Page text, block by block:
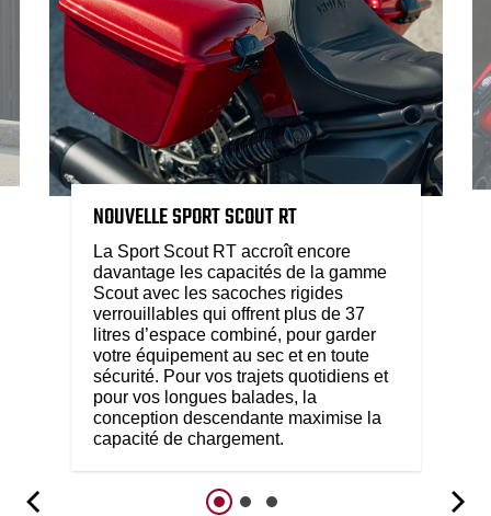
NOUVELLE SPORT SCOUT RT
La Sport Scout RT accroît encore
davantage les capacités de la gamme
Scout avec les sacoches rigides
verrouillables qui offrent plus de 37
litres d’espace combiné, pour garder
votre équipement au sec et en toute
sécurité. Pour vos trajets quotidiens et
pour vos longues balades, la
conception descendante maximise la
capacité de chargement.